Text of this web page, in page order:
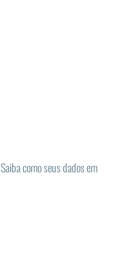
Saiba como seus dados em